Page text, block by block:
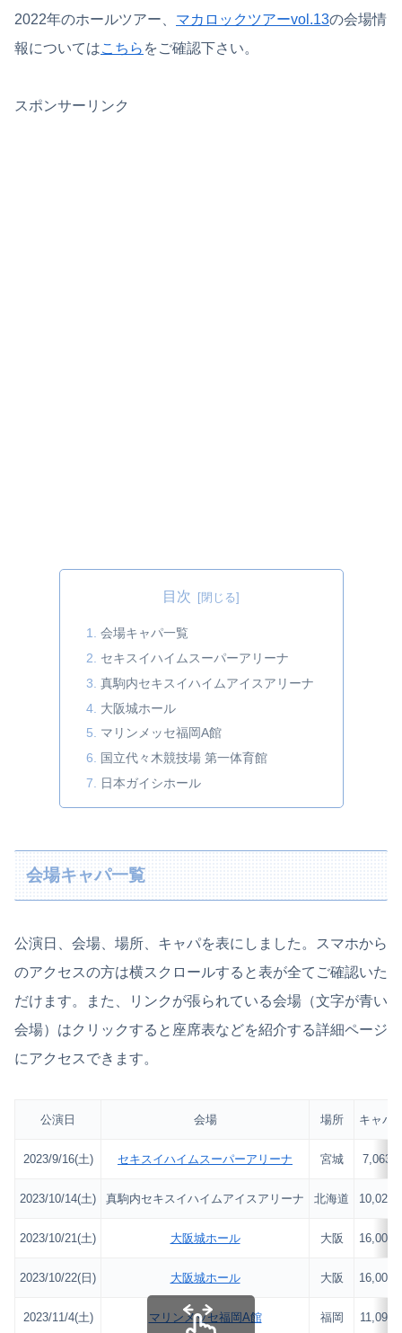
2022年のホールツアー、 マカロックツアーvol.13の会場情
報についてはこちら をご確認下さい。
スポンサーリンク
目次
会場キャパ一覧
セキスイハイムスーパーアリーナ
真駒内セキスイハイムアイスアリーナ
大阪城ホール
マリンメッセ福岡A館
国立代々木競技場 第一体育館
日本ガイシホール
会場キャパ一覧
公演日、会場、場所、キャパを表にしました。スマホから
のアクセスの方は横スクロールすると表が全てご確認いた
だけます。また、リンクが張られている会場（文字が青い
会場）はクリックすると座席表などを紹介する詳細ページ
にアクセスできます。
公演日 会場 場所 キャパ
2023/9/16(土) セキスイハイムスーパーアリーナ 宮城 7,063
2023/10/14(土) 真駒内セキスイハイムアイスアリーナ 北海道 10,024
2023/10/21(土) 大阪城ホール 大阪 16,000
2023/10/22(日) 大阪城ホール 大阪 16,000
2023/11/4(土) マリンメッセ福岡A館 福岡 11,093